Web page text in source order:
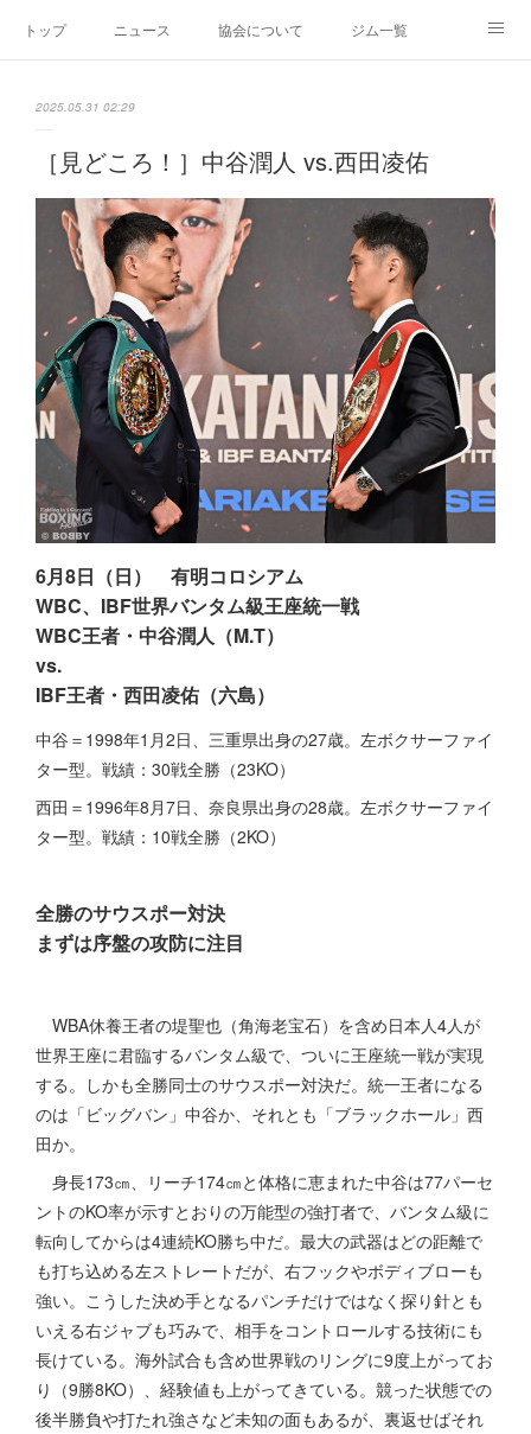
トップ ニュース 協会について ジム一覧
2025.05.31 02:29
［見どころ！］中谷潤人 vs.西田凌佑
6月8日（日） 有明コロシアム
WBC、IBF世界バンタム級王座統一戦
WBC王者・中谷潤人（M.T）
vs.
IBF王者・西田凌佑（六島）
中谷＝1998年1月2日、三重県出身の27歳。左ボクサーファイ
ター型。戦績：30戦全勝（23KO）
西田＝1996年8月7日、奈良県出身の28歳。左ボクサーファイ
ター型。戦績：10戦全勝（2KO）
全勝のサウスポー対決
まずは序盤の攻防に注目
WBA休養王者の堤聖也（角海老宝石）を含め日本人4人が
世界王座に君臨するバンタム級で、ついに王座統一戦が実現
する。しかも全勝同士のサウスポー対決だ。統一王者になる
のは「ビッグバン」中谷か、それとも「ブラックホール」西
田か。
身長173㎝、リーチ174㎝と体格に恵まれた中谷は77パーセ
ントのKO率が示すとおりの万能型の強打者で、バンタム級に
転向してからは4連続KO勝ち中だ。最大の武器はどの距離で
も打ち込める左ストレートだが、右フックやボディブローも
強い。こうした決め手となるパンチだけではなく探り針とも
いえる右ジャブも巧みで、相手をコントロールする技術にも
長けている。海外試合も含め世界戦のリングに9度上がってお
り（9勝8KO）、経験値も上がってきている。競った状態での
後半勝負や打たれ強さなど未知の面もあるが、裏返せばそれ